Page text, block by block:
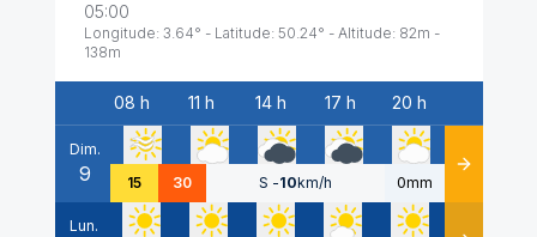
05:00
Longitude: 3.64° - Latitude: 50.24° - Altitude: 82m -
138m
Date
08 h 11 h 14 h 17 h 20 h
Dim.
9 15 30 S -10km/h 0mm Détails
Lun.